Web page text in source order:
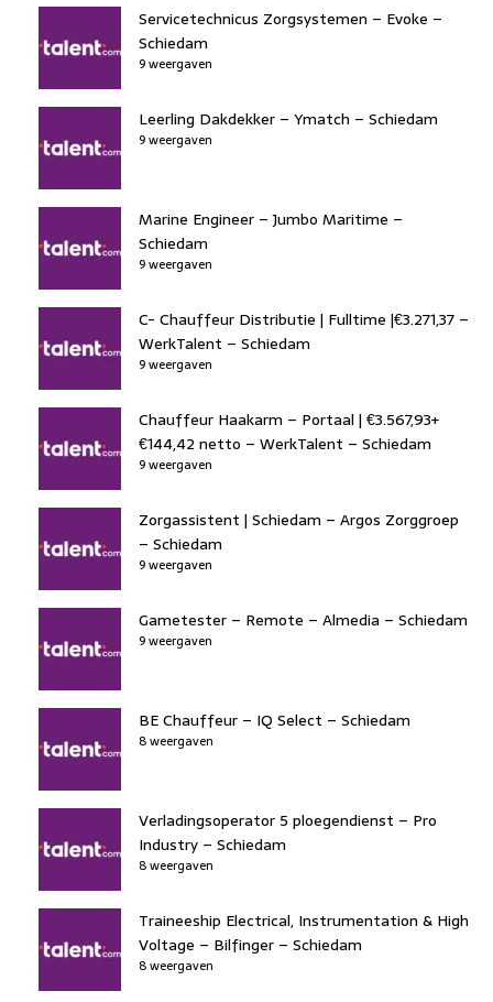
Servicetechnicus Zorgsystemen – Evoke –
Schiedam
9 weergaven
Leerling Dakdekker – Ymatch – Schiedam
9 weergaven
Marine Engineer – Jumbo Maritime –
Schiedam
9 weergaven
C- Chauffeur Distributie | Fulltime |€3.271,37 –
WerkTalent – Schiedam
9 weergaven
Chauffeur Haakarm – Portaal | €3.567,93+
€144,42 netto – WerkTalent – Schiedam
9 weergaven
Zorgassistent | Schiedam – Argos Zorggroep
– Schiedam
9 weergaven
Gametester – Remote – Almedia – Schiedam
9 weergaven
BE Chauffeur – IQ Select – Schiedam
8 weergaven
Verladingsoperator 5 ploegendienst – Pro
Industry – Schiedam
8 weergaven
Traineeship Electrical, Instrumentation & High
Voltage – Bilfinger – Schiedam
8 weergaven